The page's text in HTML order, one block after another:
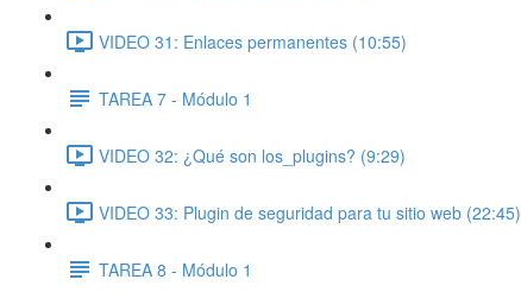
VIDEO 31: Enlaces permanentes (10:55)
TAREA 7 - Módulo 1
VIDEO 32: ¿Qué son los_plugins? (9:29)
VIDEO 33: Plugin de seguridad para tu sitio web (22:45)
TAREA 8 - Módulo 1